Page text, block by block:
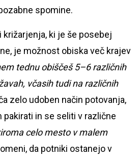
spomine.
križarjenja, ki je še posebej
je možnost obiska več krajev
tednu obiščeš 5–6 različnih
včasih tudi na različnih
zelo udoben način potovanja,
pakirati in se seliti v različne
celo mesto v malem
da potniki ostanejo v